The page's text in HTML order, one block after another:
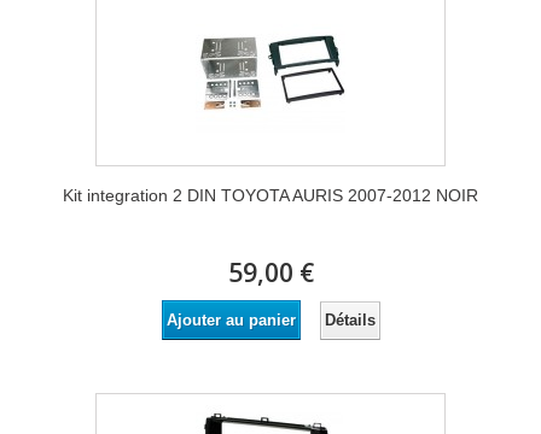
Kit integration 2 DIN TOYOTA AURIS 2007-2012 NOIR
59,00 €
Ajouter au panier Détails